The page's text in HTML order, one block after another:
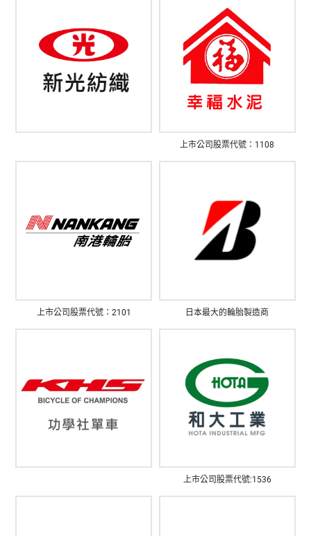
上市公司股票代號：1108
上市公司股票代號：2101 日本最大的輪胎製造商
上市公司股票代號:1536